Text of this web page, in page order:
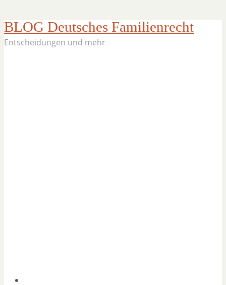
BLOG Deutsches Familienrecht
Entscheidungen und mehr